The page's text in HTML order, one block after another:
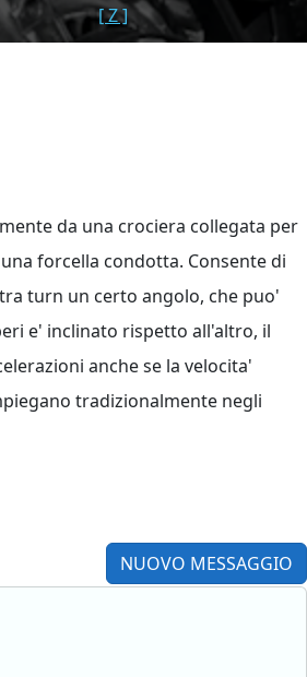
[ Z ]
da una crociera collegata per
forcella condotta. Consente di
turn un certo angolo, che puo'
e' inclinato rispetto all'altro, il
anche se la velocita'
tradizionalmente negli
NUOVO MESSAGGIO